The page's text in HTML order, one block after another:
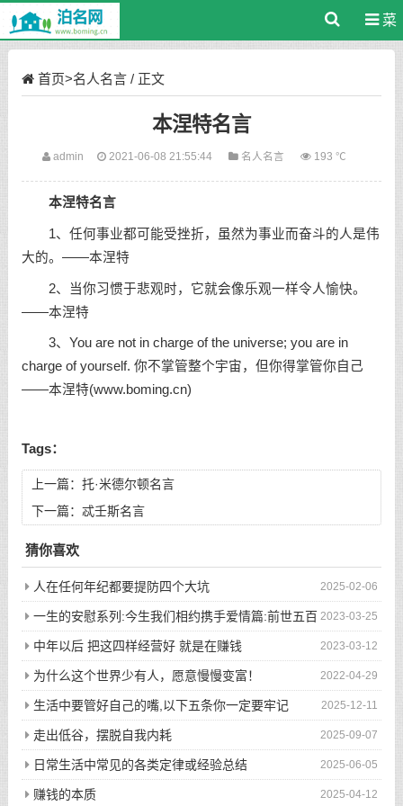
菜
首页>名人名言/ 正文
本涅特名言
admin 2021-06-08 21:55:44 名人名言 193 ℃
本涅特名言
1、任何事业都可能受挫折，虽然为事业而奋斗的人是伟
大的。——本涅特
2、当你习惯于悲观时，它就会像乐观一样令人愉快。
——本涅特
3、You are not in charge of the universe; you are in
charge of yourself. 你不掌管整个宇宙，但你得掌管你自己
——本涅特(www.boming.cn)
Tags：
上一篇： 托·米德尔顿名言
下一篇： 忒壬斯名言
猜你喜欢
2025-02-06
人在任何年纪都要提防四个大坑
2023-03-25
一生的安慰系列:今生我们相约携手爱情篇:前世五百
次的回眸才换来今生的相遇
2023-03-12
中年以后 把这四样经营好 就是在赚钱
2022-04-29
为什么这个世界少有人，愿意慢慢变富！
2025-12-11
生活中要管好自己的嘴,以下五条你一定要牢记
2025-09-07
走出低谷，摆脱自我内耗
2025-06-05
日常生活中常见的各类定律或经验总结
2025-04-12
赚钱的本质